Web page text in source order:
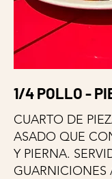
1/4 POLLO -
CUARTO DE
ASADO QUE
Y PIERNA.
GUARNICIONES